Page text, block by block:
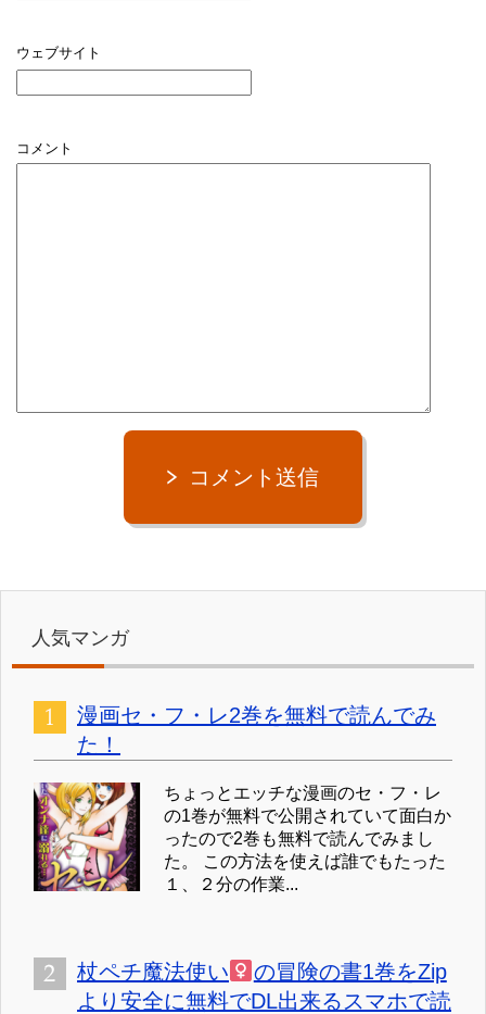
ウェブサイト
コメント
コメント送信
人気マンガ
漫画セ・フ・レ2巻を無料で読んでみ
た！
ちょっとエッチな漫画のセ・フ・レ
の1巻が無料で公開されていて面白か
ったので2巻も無料で読んでみまし
た。 この方法を使えば誰でもたった
１、２分の作業...
杖ペチ魔法使い
の冒険の書1巻をZip
より安全に無料でDL出来るスマホで読